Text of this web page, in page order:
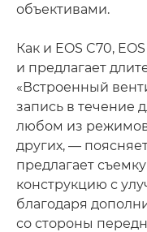
объективами.
Как и EOS C70,
и предлагает
«Встроенный
запись в течение
любом из
других, —
предлагает
конструкцию с
благодаря
со стороны